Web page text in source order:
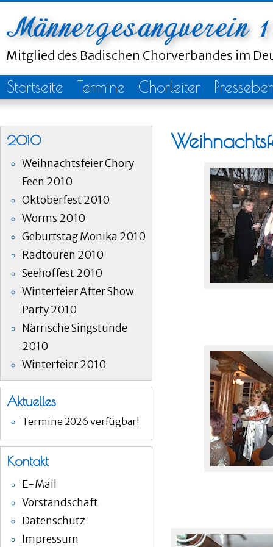
Mitglied des Badischen Chorverbandes im
Startseite Termine Chorleiter
2010
Weihnachtsfeier Chory
Feen 2010
Oktoberfest 2010
Worms 2010
Geburtstag Monika 2010
Radtouren 2010
Seehoffest 2010
Winterfeier After Show
Party 2010
Närrische Singstunde
2010
Winterfeier 2010
Aktuelles
Termine 2026 verfügbar!
Kontakt
E-Mail
Vorstandschaft
Datenschutz
Impressum